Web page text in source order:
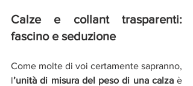
Calze e collant trasparenti:
fascino e seduzione
Come molte di voi certamente sapranno,
l’unità di misura del peso di una calza è